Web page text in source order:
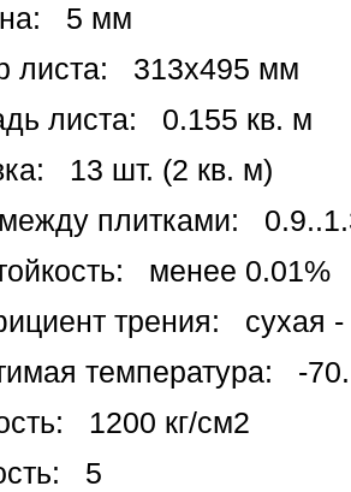
5 мм
листа: 313х495 мм
листа: 0.155 кв. м
13 шт. (2 кв. м)
плитками:
менее 0.01%
трения: сухая -
температура: -
1200 кг/см2
5